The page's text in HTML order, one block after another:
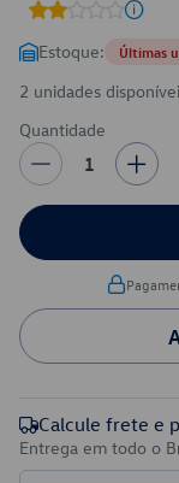
Estoque: Últimas
2 unidades
Quantidade
1
Calcule frete e
Entrega em todo o